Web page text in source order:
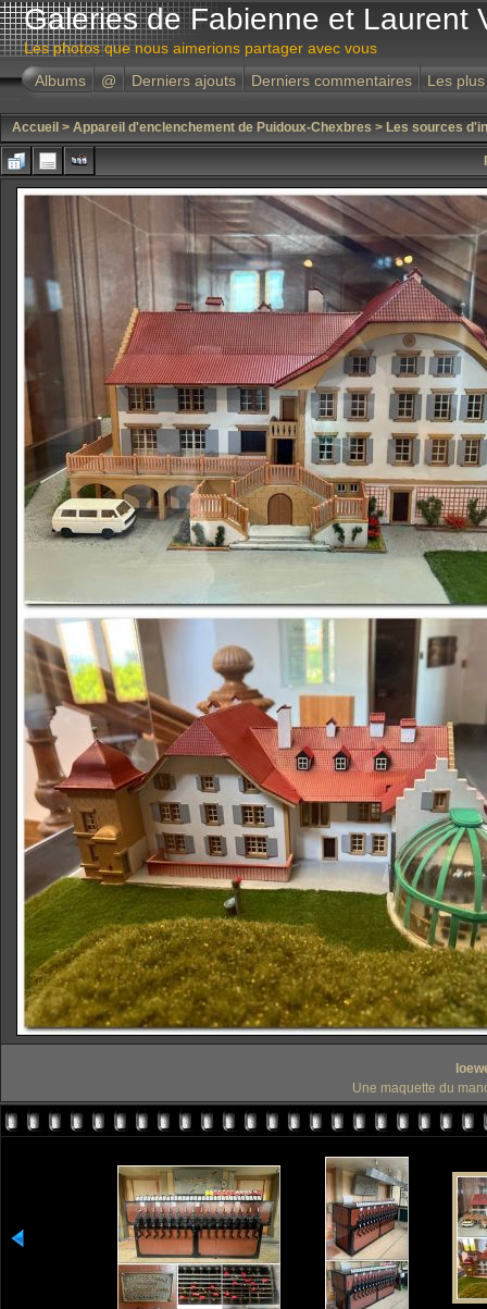
Galeries de Fabienne et Laurent
Les photos que nous aimerions partager avec vous
Albums
@ Derniers ajouts Derniers commentaires Les
Accueil > Appareil d'enclenchement de Puidoux-Chexbres > Les sources
Une maquette du